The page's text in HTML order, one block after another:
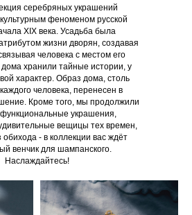
серебряных украшений
феноменом русской
XIX века. Усадьба была
жизни дворян, создавая
человека с местом его
хранили тайные истории, у
характер. Образ дома, столь
человека, перенесен в
Кроме того, мы продолжили
функциональные украшения,
вещицы тех времен,
- в коллекции вас ждёт
венчик для шампанского.
Наслаждайтесь!